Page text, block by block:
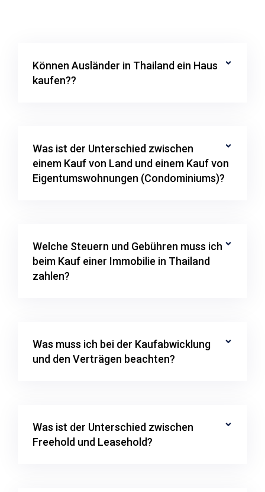
Können Ausländer in Thailand ein Haus
kaufen??
Was ist der Unterschied zwischen
einem Kauf von Land und einem Kauf von
Eigentumswohnungen (Condominiums)?
Welche Steuern und Gebühren muss ich
beim Kauf einer Immobilie in Thailand
zahlen?
Was muss ich bei der Kaufabwicklung
und den Verträgen beachten?
Was ist der Unterschied zwischen
Freehold und Leasehold?